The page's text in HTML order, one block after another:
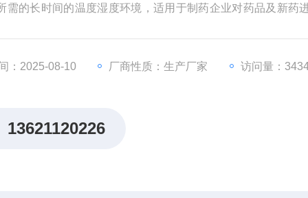
：2025-08-10 厂商性质：生产厂家 访问量：
13621120226